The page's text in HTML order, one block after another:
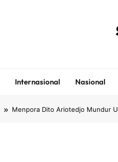
Internasional Nasional
Menpora Dito Ariotedjo Mundur